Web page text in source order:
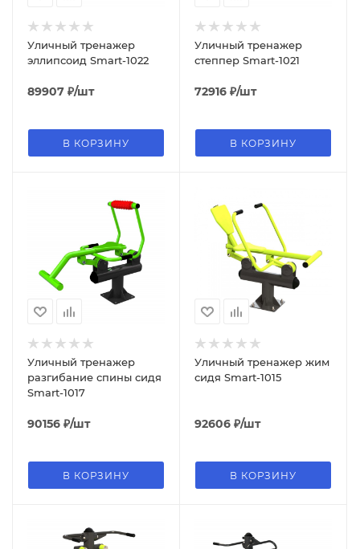
Уличный тренажер
эллипсоид Smart-1022
89907 ₽/шт
В КОРЗИНУ
Уличный тренажер
степпер Smart-1021
72916 ₽/шт
В КОРЗИНУ
Уличный тренажер
разгибание спины сидя
Smart-1017
90156 ₽/шт
В КОРЗИНУ
Уличный тренажер жим
сидя Smart-1015
92606 ₽/шт
В КОРЗИНУ